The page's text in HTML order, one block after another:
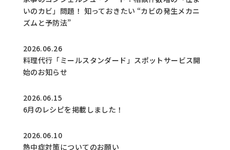
いのカビ」問題！ 知っておきたい “カビの発生メカニ
ズムと予防法”
2026.06.26
料理代行「ミールスタンダード」スポットサービス開
始のお知らせ
2026.06.15
6月のレシピを掲載しました！
2026.06.10
熱中症対策についてのお願い